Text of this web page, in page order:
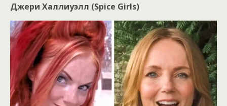
Джери Халлиуэлл (Spice Girls)